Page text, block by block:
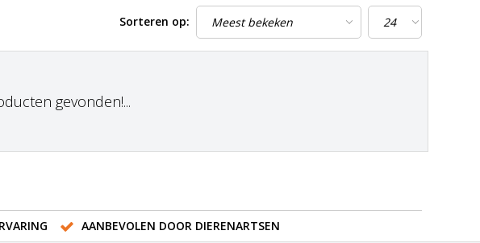
Sorteren op:
gevonden!...
AANBEVOLEN DOOR DIERENARTSEN